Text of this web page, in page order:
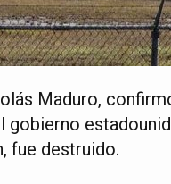
Maduro,
fue destruido.